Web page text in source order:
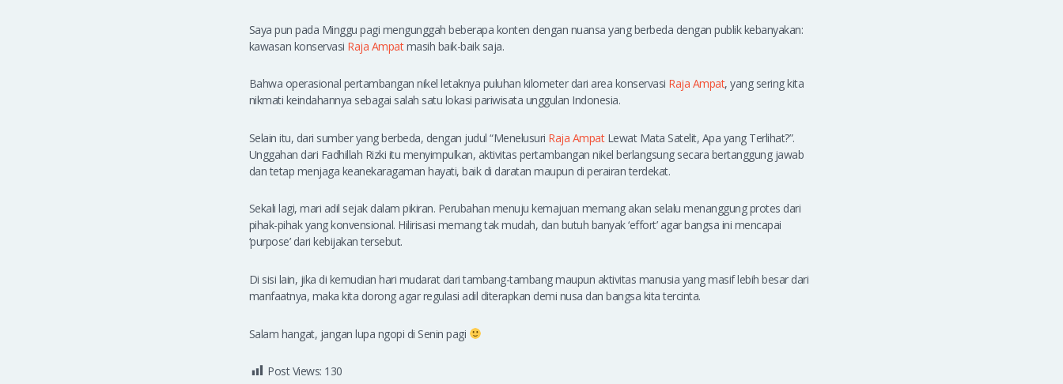
Saya pun pada Minggu pagi mengunggah beberapa konten dengan nuansa yang berbeda dengan publik kebanyakan:
kawasan konservasi Raja Ampatmasih baik-baik saja.
Bahwa operasional pertambangan nikel letaknya puluhan kilometer dari area konservasi Raja Ampat, yang sering kita
nikmati keindahannya sebagai salah satu lokasi pariwisata unggulan Indonesia.
Selain itu, dari sumber yang berbeda, dengan judul “Menelusuri Raja AmpatLewat Mata Satelit, Apa yang Terlihat?”.
Unggahan dari Fadhillah Rizki itu menyimpulkan, aktivitas pertambangan nikel berlangsung secara bertanggung jawab
dan tetap menjaga keanekaragaman hayati, baik di daratan maupun di perairan terdekat.
Sekali lagi, mari adil sejak dalam pikiran. Perubahan menuju kemajuan memang akan selalu menanggung protes dari
pihak-pihak yang konvensional. Hilirisasi memang tak mudah, dan butuh banyak ‘effort’ agar bangsa ini mencapai
‘purpose’ dari kebijakan tersebut.
Di sisi lain, jika di kemudian hari mudarat dari tambang-tambang maupun aktivitas manusia yang masif lebih besar dari
manfaatnya, maka kita dorong agar regulasi adil diterapkan demi nusa dan bangsa kita tercinta.
Salam hangat, jangan lupa ngopi di Senin pagi
Post Views: 130